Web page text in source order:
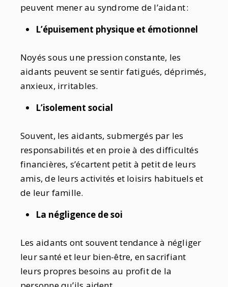
peuvent mener au syndrome de l’aidant :
L’épuisement physique et émotionnel
Noyés sous une pression constante, les
aidants peuvent se sentir fatigués, déprimés,
anxieux, irritables.
L’isolement social
Souvent, les aidants, submergés par les
responsabilités et en proie à des difficultés
financières, s’écartent petit à petit de leurs
amis, de leurs activités et loisirs habituels et
de leur famille.
La négligence de soi
Les aidants ont souvent tendance à négliger
leur santé et leur bien-être, en sacrifiant
leurs propres besoins au profit de la